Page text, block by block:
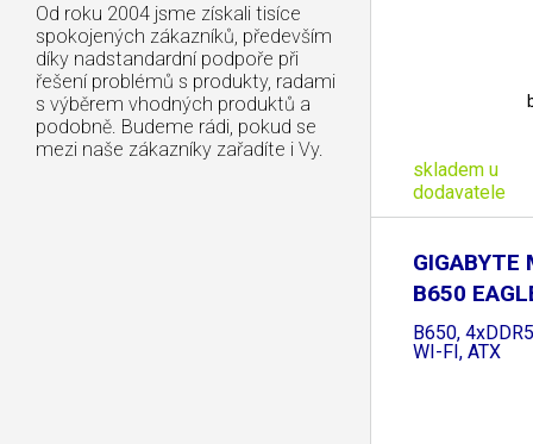
Od roku 2004 jsme získali tisíce
spokojených zákazníků, především
díky nadstandardní podpoře při
řešení problémů s produkty, radami
s výběrem vhodných produktů a
podobně. Budeme rádi, pokud se
mezi naše zákazníky zařadíte i Vy.
skladem u
dodavatele
GIGABYTE
B650
B650,
WI-FI, ATX